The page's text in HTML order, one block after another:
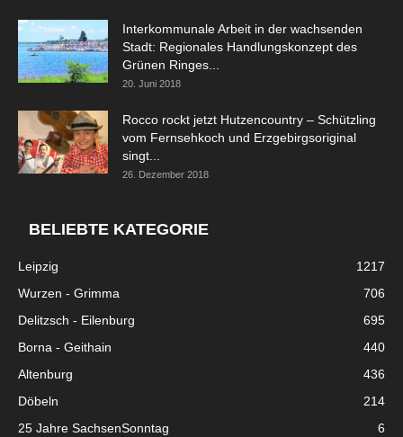
Interkommunale Arbeit in der wachsenden
Stadt: Regionales Handlungskonzept des
Grünen Ringes...
20. Juni 2018
Rocco rockt jetzt Hutzencountry – Schützling
vom Fernsehkoch und Erzgebirgsoriginal
singt...
26. Dezember 2018
BELIEBTE KATEGORIE
Leipzig
1217
Wurzen - Grimma
706
Delitzsch - Eilenburg
695
Borna - Geithain
440
Altenburg
436
Döbeln
214
25 Jahre SachsenSonntag
6